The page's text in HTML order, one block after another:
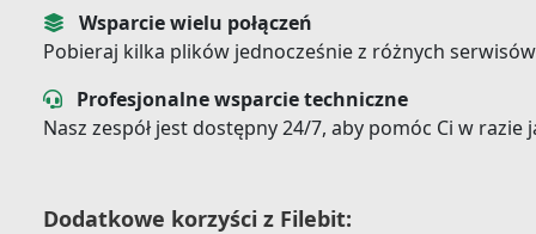
Wsparcie wielu połączeń
Pobieraj kilka plików jednocześnie z różnych
Profesjonalne wsparcie techniczne
Nasz zespół jest dostępny 24/7, aby pomóc Ci w
Dodatkowe korzyści z Filebit: